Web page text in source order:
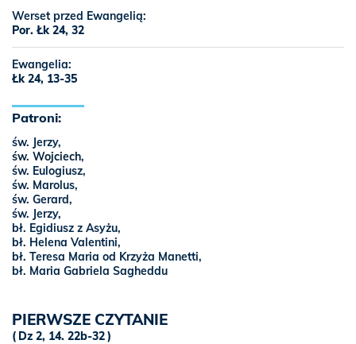
Werset przed Ewangelią:
Por. Łk 24, 32
Ewangelia:
Łk 24, 13-35
Patroni:
św. Jerzy,
św. Wojciech,
św. Eulogiusz,
św. Marolus,
św. Gerard,
św. Jerzy,
bł. Egidiusz z Asyżu,
bł. Helena Valentini,
bł. Teresa Maria od Krzyża Manetti,
bł. Maria Gabriela Sagheddu
PIERWSZE CZYTANIE
Dz 2, 14. 22b-32